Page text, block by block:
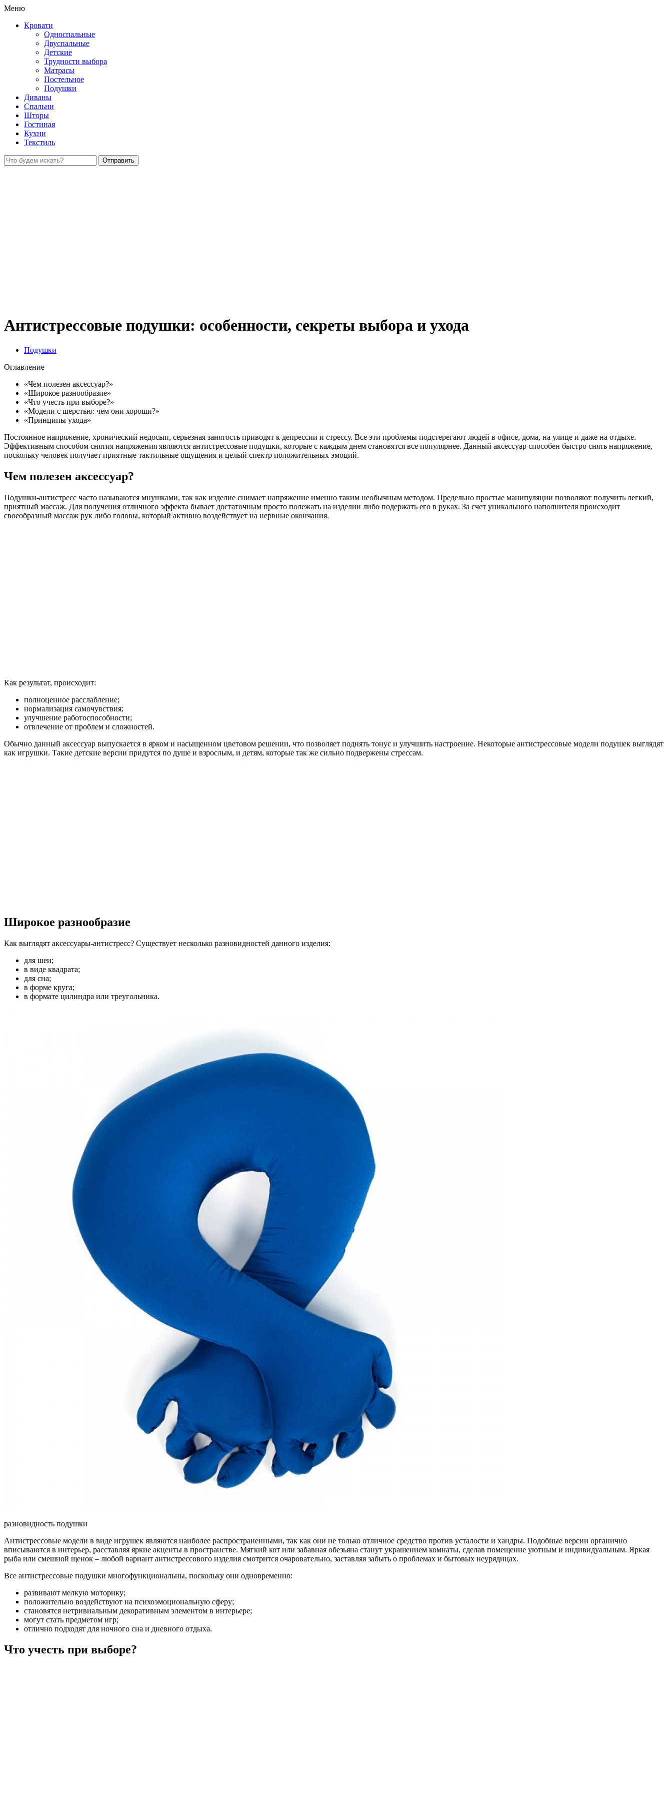
Меню
Кровати
Односпальные
Двуспальные
Детские
Трудности выбора
Матрасы
Постельное
Подушки
Диваны
Спальни
Шторы
Гостиная
Кухни
Текстиль
Антистрессовые подушки: особенности, секреты выбора и ухода
Подушки
Оглавление
«Чем полезен аксессуар?»
«Широкое разнообразие»
«Что учесть при выборе?»
«Модели с шерстью: чем они хороши?»
«Принципы ухода»
Постоянное напряжение, хронический недосып, серьезная занятость приводят к депрессии и стрессу. Все эти проблемы подстерегают людей в офисе, дома, на улице и даже на отдыхе.
Эффективным способом снятия напряжения являются антистрессовые подушки, которые с каждым днем становятся все популярнее. Данный аксессуар способен быстро снять напряжение,
поскольку человек получает приятные тактильные ощущения и целый спектр положительных эмоций.
Чем полезен аксессуар?
Подушки-антистресс часто называются мнушками, так как изделие снимает напряжение именно таким необычным методом. Предельно простые манипуляции позволяют получить легкий,
приятный массаж. Для получения отличного эффекта бывает достаточным просто полежать на изделии либо подержать его в руках. За счет уникального наполнителя происходит
своеобразный массаж рук либо головы, который активно воздействует на нервные окончания.
Как результат, происходит:
полноценное расслабление;
нормализация самочувствия;
улучшение работоспособности;
отвлечение от проблем и сложностей.
Обычно данный аксессуар выпускается в ярком и насыщенном цветовом решении, что позволяет поднять тонус и улучшить настроение. Некоторые антистрессовые модели подушек выглядят
как игрушки. Такие детские версии придутся по душе и взрослым, и детям, которые так же сильно подвержены стрессам.
Широкое разнообразие
Как выглядят аксессуары-антистресс? Существует несколько разновидностей данного изделия:
для шеи;
в виде квадрата;
для сна;
в форме круга;
в формате цилиндра или треугольника.
разновидность подушки
Антистрессовые модели в виде игрушек являются наиболее распространенными, так как они не только отличное средство против усталости и хандры. Подобные версии органично
вписываются в интерьер, расставляя яркие акценты в пространстве. Мягкий кот или забавная обезьяна станут украшением комнаты, сделав помещение уютным и индивидуальным. Яркая
рыба или смешной щенок – любой вариант антистрессового изделия смотрится очаровательно, заставляя забыть о проблемах и бытовых неурядицах.
Все антистрессовые подушки многофункциональны, поскольку они одновременно:
развивают мелкую моторику;
положительно воздействуют на психоэмоциональную сферу;
становятся нетривиальным декоративным элементом в интерьере;
могут стать предметом игр;
отлично подходят для ночного сна и дневного отдыха.
Что учесть при выборе?